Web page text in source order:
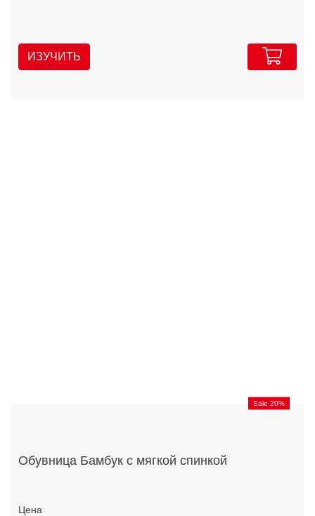
ИЗУЧИТЬ
Sale 20%
Обувница Бамбук с мягкой спинкой